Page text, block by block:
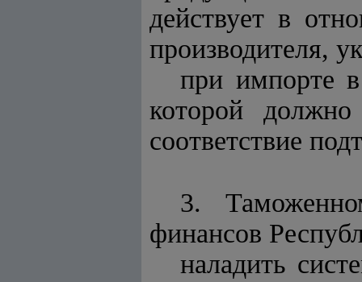
действует в
производителя,
при импорте в
которой
соответствие
3.
финансов
наладить